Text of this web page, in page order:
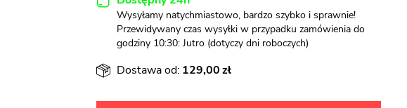
Wysyłamy natychmiastowo, bardzo szybko i sprawnie!
Przewidywany czas wysyłki w przypadku zamówienia do
godziny 10:30: Jutro (dotyczy dni roboczych)
Dostawa od: 129,00